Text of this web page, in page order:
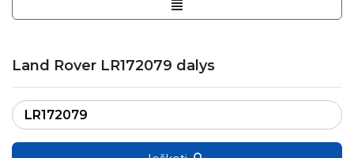
Land Rover LR172079 dalys